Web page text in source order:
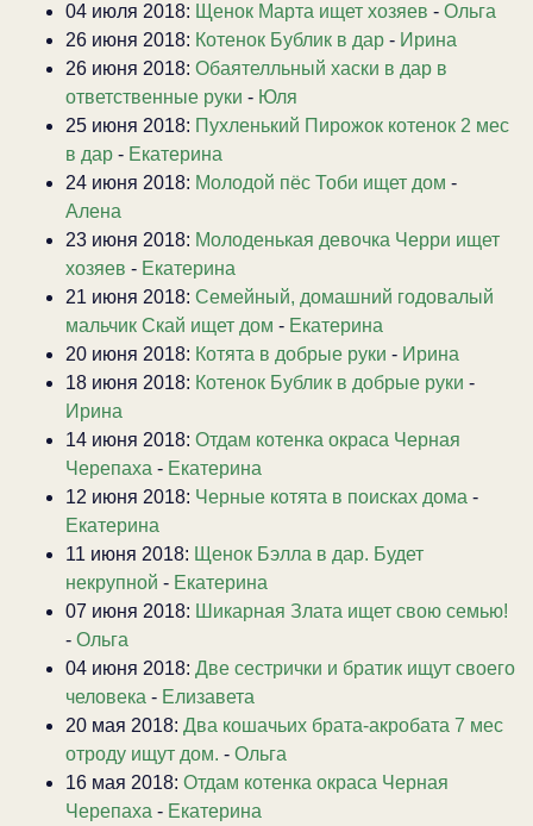
04 июля 2018: Щенок Марта ищет хозяев - Ольга
26 июня 2018: Котенок Бублик в дар - Ирина
26 июня 2018: Обаятелльный хаски в дар в
ответственные руки - Юля
25 июня 2018: Пухленький Пирожок котенок 2 мес
в дар - Екатерина
24 июня 2018: Молодой пёс Тоби ищет дом -
Алена
23 июня 2018: Молоденькая девочка Черри ищет
хозяев - Екатерина
21 июня 2018: Семейный, домашний годовалый
мальчик Скай ищет дом - Екатерина
20 июня 2018: Котята в добрые руки - Ирина
18 июня 2018: Котенок Бублик в добрые руки -
Ирина
14 июня 2018: Отдам котенка окраса Черная
Черепаха - Екатерина
12 июня 2018: Черные котята в поисках дома -
Екатерина
11 июня 2018: Щенок Бэлла в дар. Будет
некрупной - Екатерина
07 июня 2018: Шикарная Злата ищет свою семью!
- Ольга
04 июня 2018: Две сестрички и братик ищут своего
человека - Елизавета
20 мая 2018: Два кошачьих брата-акробата 7 мес
отроду ищут дом. - Ольга
16 мая 2018: Отдам котенка окраса Черная
Черепаха - Екатерина